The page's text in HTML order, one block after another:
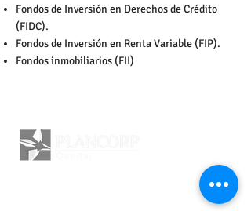
Fondos de Inversión en Derechos de Crédito
(FIDC).
Fondos de Inversión en Renta Variable (FIP).
Fondos inmobiliarios (FII)